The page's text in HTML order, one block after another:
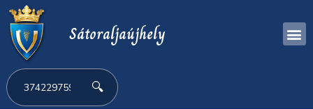
Sátoraljaújhely
🔍